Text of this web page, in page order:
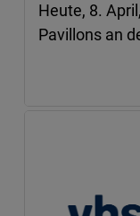
Heute, 8.
Pavillons an